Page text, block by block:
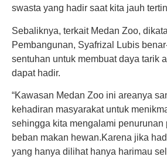
swasta yang hadir saat kita jauh
Sebaliknya, terkait Medan Zoo,
Pembangunan, Syafrizal Lubis
sentuhan untuk membuat daya tarik
dapat hadir.
“Kawasan Medan Zoo ini areanya
kehadiran masyarakat untuk
sehingga kita mengalami penurunan
beban makan hewan.Karena jika
yang hanya dilihat hanya harimau